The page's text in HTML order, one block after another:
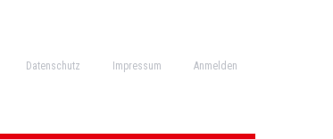
Datenschutz Impressum Anmelden